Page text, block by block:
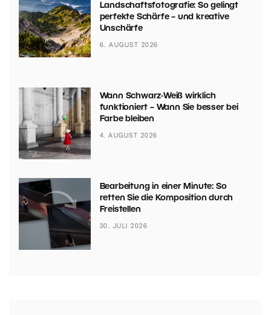
Landschaftsfotografie: So gelingt
perfekte Schärfe – und kreative
Unschärfe
6. AUGUST 2026
Wann Schwarz-Weiß wirklich
funktioniert – Wann Sie besser bei
Farbe bleiben
4. AUGUST 2026
Bearbeitung in einer Minute: So
retten Sie die Komposition durch
Freistellen
30. JULI 2026